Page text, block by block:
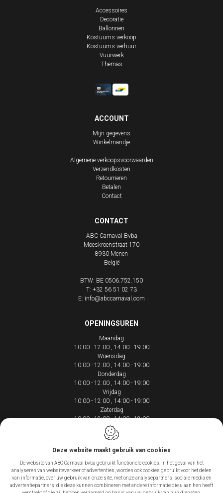
Accessoires
Decoratie
Ballonnen
Kostuums verkoop
Kostuums verhuur
Vuurwerk
Themas
ACCOUNT
Mijn gegevens
Winkelmandje
Algemene verkoopsvoorwaarden
Verzendkosten
Retourneren
Betalen
Contact
CONTACT
ABC Carnaval Bvba
Moeskroenstraat 170
8930 Menen
België
BTW: BE 0506.752.150
T: +32 56 51 02 73
E: info@abccarnaval.com
OPENINGSUREN
Maandag
10:00 - 12:00
14:00 - 19:00
Woensdag
10:00 - 12:00
14:00 - 19:00
Donderdag
10:00 - 12:00
14:00 - 19:00
Vrijdag
10:00 - 12:00
14:00 - 19:00
Zaterdag
10:00 - 12:00
14:00 - 18:00
Webdesign by IDcreation 2020
Cookie policy
Privacy policy
Deze website maakt gebruik van cookies
De website van ABC Carnaval bvba gebruikt functionele cookies. In het geval van het
analyseren van websiteverkeer of advertenties, worden ook cookies gebruikt voor het delen
van informatie, over uw gebruik van onze site, met onze analysepartners, sociale media en
advertentiepartners, die deze kunnen combineren met andere informatie die u aan hen heeft